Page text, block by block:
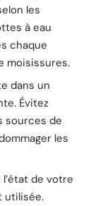
les
à eau
chaque
moisissures.
dans un
Évitez
sources de
les
de votre
utilisée.